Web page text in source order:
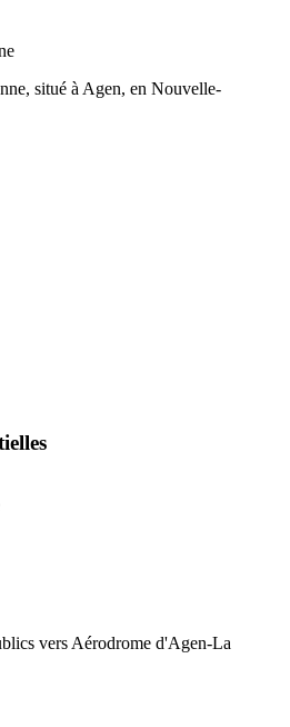
situé à Agen, en Nouvelle-
vers Aérodrome d'Agen-La